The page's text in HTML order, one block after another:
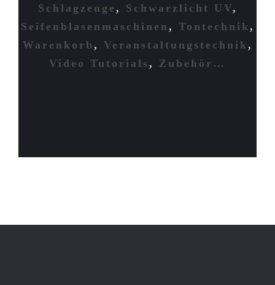
Schlagzeuge , Schwarzlicht UV,
Seifenblasenmaschinen , Tontechnik ,
Warenkorb , Veranstaltungstechnik ,
Video Tutorials, Zubehör…